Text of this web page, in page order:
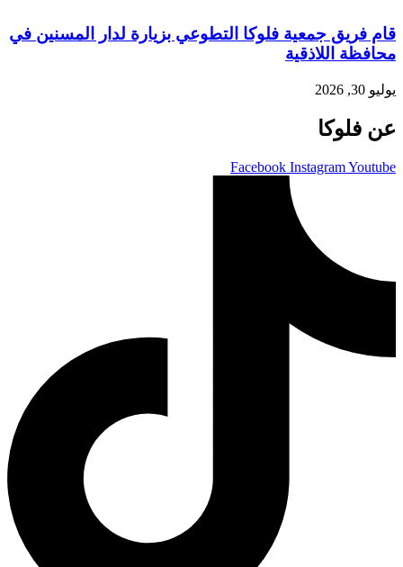
قام فريق جمعية فلوكا التطوعي بزيارة لدار المسنين في
محافظة اللاذقية
يوليو 30, 2026
عن فلوكا
Facebook InstagramYoutube